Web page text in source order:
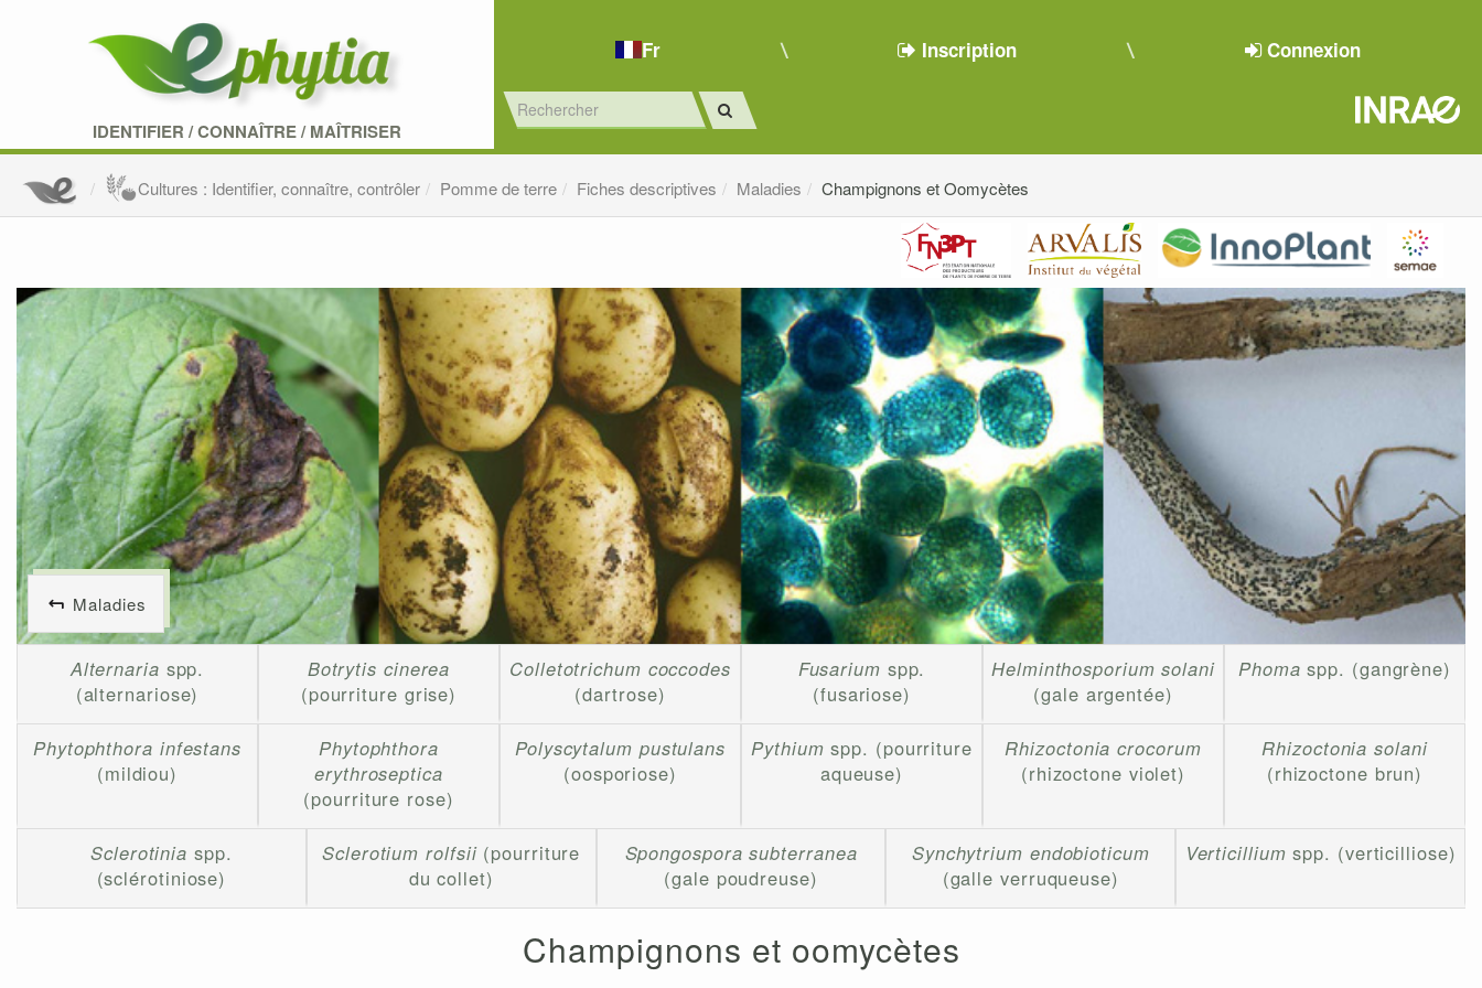
IDENTIFIER /CONNAÎTRE/MAÎTRISER
Fr Inscription Connexion
Cultures : Identifier, connaître, contrôler Pomme de terre Fiches descriptives Maladies Champignons et Oomycètes
Maladies
Alternaria spp.
(alternariose)
Botrytis cinerea
(pourriture grise)
Colletotrichum coccodes
(dartrose)
Fusarium spp.
(fusariose)
Helminthosporium solani
(gale argentée)
Phoma spp. (gangrène)
Phytophthora infestans
(mildiou)
Phytophthora
erythroseptica
(pourriture rose)
Polyscytalum pustulans
(oosporiose)
Pythium spp. (pourriture
aqueuse)
Rhizoctonia crocorum
(rhizoctone violet)
Rhizoctonia solani
(rhizoctone brun)
Sclerotinia spp.
(sclérotiniose)
Sclerotium rolfsii(pourriture
du collet)
Spongospora subterranea
(gale poudreuse)
Synchytrium endobioticum
(galle verruqueuse)
Verticillium spp. (verticilliose)
Champignons et oomycètes